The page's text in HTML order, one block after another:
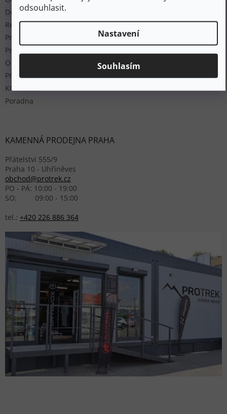
odsouhlasit.
Nastavení
Souhlasím
Doprava a platba
Reklamace a výměna zboží
Prodej použitého zboží
Pravidla - soutěže
O nás
Prodejny
KONTAKTY
Poradna
KAMENNÁ PRODEJNA PRAHA
Přátelství 555/9
Praha 10 - Uhříněves
obchod@protrek.cz
PO - PÁ: 10:00 - 19:00
SO: 09:00 - 15:00
tel.: +420 226 886 364